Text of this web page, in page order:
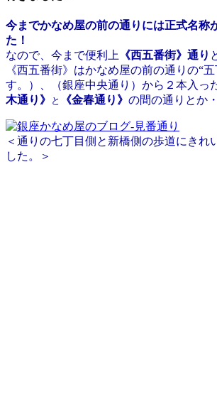
今までかなめ屋の前の通りには正式名称
た！
なので、今まで便利上 《西五番街》通り
《西五番街》はかなめ屋の前の通りの“
す。）、（銀座中央通り）から２本入っ
木通り》
と 《金春通り》 の間の通りとか
＜通りの七丁目側と新橋側の歩道にきれ
した。＞